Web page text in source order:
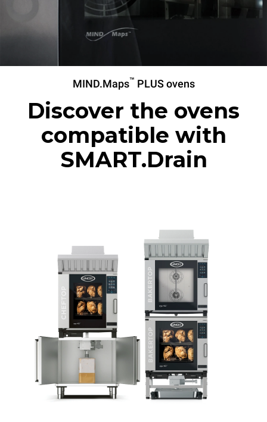
MIND.Maps™ PLUS ovens
Discover the ovens
compatible with
SMART.Drain